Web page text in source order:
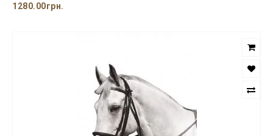
1280.00грн.